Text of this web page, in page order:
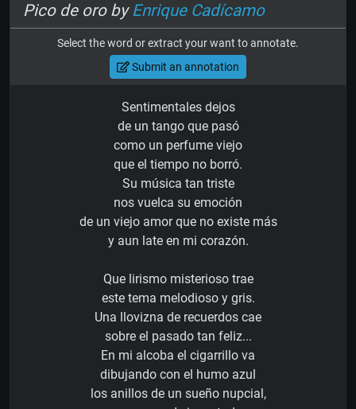
Pico de oro byEnrique Cadícamo
Select the word or extract your want to annotate.
Submit an annotation
Sentimentales dejos
de un tango que pasó
como un perfume viejo
que el tiempo no borró.
Su música tan triste
nos vuelca su emoción
de un viejo amor que no existe más
y aun late en mi corazón.
Que lirismo misterioso trae
este tema melodioso y gris.
Una llovizna de recuerdos cae
sobre el pasado tan feliz...
En mi alcoba el cigarrillo va
dibujando con el humo azul
los anillos de un sueño nupcial,